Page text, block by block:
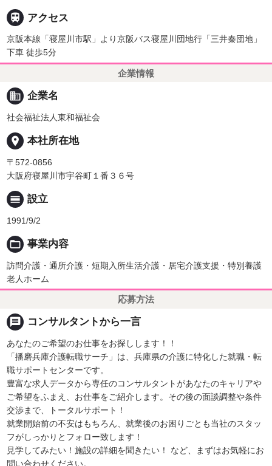
 アクセス
京阪本線「寝屋川市駅」より京阪バス寝屋川団地行「三井秦団地」
下車 徒歩5分
企業情報
business 企業名
社会福祉法人東和福祉会
place 本社所在地
〒572-0856
大阪府寝屋川市宇谷町１番３６号
calendar_view_day 設立
1991/9/2
folder_open 事業内容
訪問介護・通所介護・短期入所生活介護・居宅介護支援・特別養護
老人ホーム
応募方法
message コンサルタントから一言
あなたのご希望のお仕事をお探しします！！
「播磨兵庫介護転職サーチ」は、兵庫県の介護に特化した就職・転
職サポートセンターです。
豊富な求人データから専任のコンサルタントがあなたのキャリアや
ご希望をふまえ、お仕事をご紹介します。その後の面談調整や条件
交渉まで、トータルサポート！
就業開始前の不安はもちろん、就業後のお困りごとも当社のスタッ
フがしっかりとフォロー致します！
見学してみたい！施設の詳細を聞きたい！ など、まずはお気軽にお
問い合わせください。